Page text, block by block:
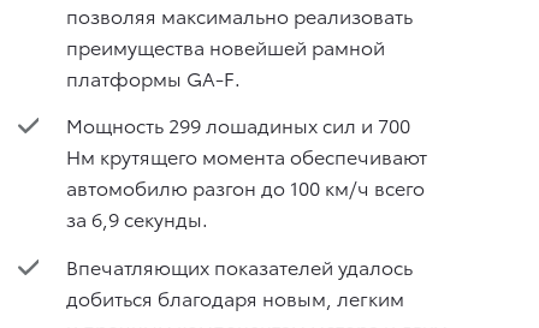
позволяя максимально реализовать
преимущества новейшей рамной
платформы GA-F.
Мощность 299 лошадиных сил и 700
Нм крутящего момента обеспечивают
автомобилю разгон до 100 км/ч всего
за 6,9 секунды.
Впечатляющих показателей удалось
добиться благодаря новым, легким